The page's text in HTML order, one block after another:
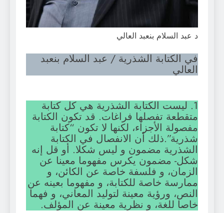
د عبد السلام بنعبد العالي
في الكتابة الشذرية / عبد السلام بنعبد
العالي
1. ليست الكتابة الشذرية هي كل كتابة
متقطعة تفصلها فراغات. قد تكون الكتابة
مفصولة الأجزاء، لكنها لا تكون “كتابة
شذرية”.ذلك أن الانفصال في الكتابة
الشذرية مضمون و ليس شكلا. أو قل إنه
شكل- مضمون يكرس مفهوما معينا عن
الزمان، و فلسفة خاصة عن الكائن، و
ممارسة خاصة للكتابة، و مفهوما بعينه عن
النص، ورؤية معينة لتوليد المعاني، و فهما
خاصا للغة، و نظرية معينة عن المؤلف.